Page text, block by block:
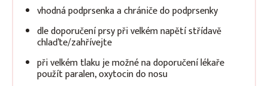
vhodná podprsenka a chrániče do podprsenky
dle doporučení prsy při velkém napětí střídavě
chlaďte/zahřívejte
při velkém tlaku je možné na doporučení lékaře
použít paralen, oxytocin do nosu